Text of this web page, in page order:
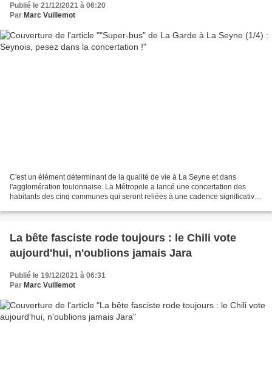
Publié le 21/12/2021 à 06:20
Par Marc Vuillemot
C'est un élément déterminant de la qualité de vie à La Seyne et dans
l'agglomération toulonnaise. La Métropole a lancé une concertation des
habitants des cinq communes qui seront reliées à une cadence significative
La bête fasciste rode toujours : le Chili vote
aujourd'hui, n'oublions jamais Jara
Publié le 19/12/2021 à 06:31
Par Marc Vuillemot